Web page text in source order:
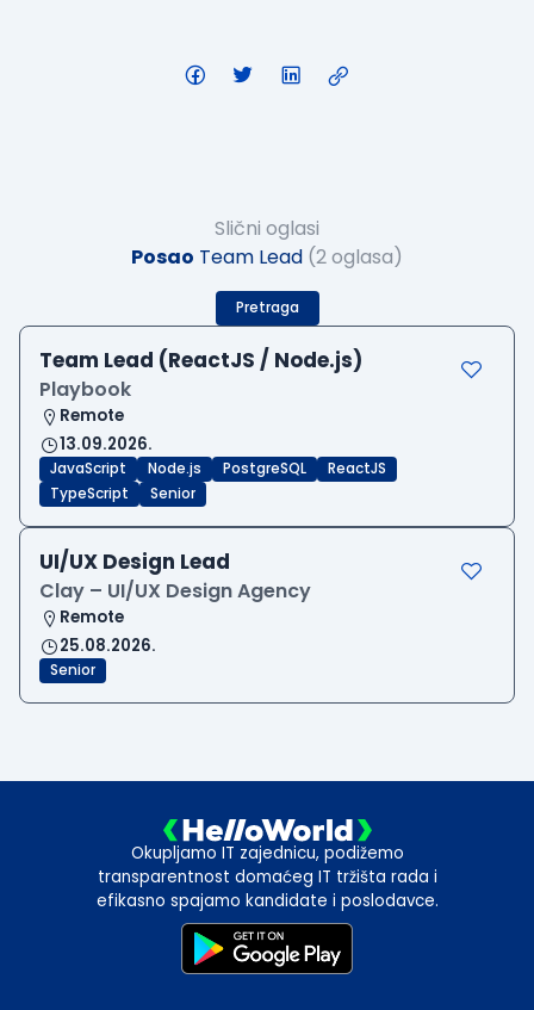
Slični oglasi
Posao Team Lead (2 oglasa)
Pretraga
Team Lead (ReactJS / Node.js)
Playbook
Remote
13.09.2026.
JavaScript Node.js PostgreSQL
ReactJS
TypeScript
Senior
UI/UX Design Lead
Clay – UI/UX Design Agency
Remote
25.08.2026.
Senior
Okupljamo IT zajednicu, podižemo
transparentnost domaćeg IT tržišta rada i
efikasno spajamo kandidate i poslodavce.